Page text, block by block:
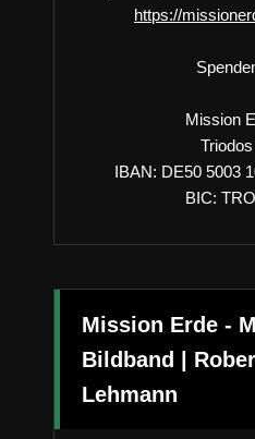
https://
Mission
IBAN: DE50 5003
BIC:
Mission Erde -
Bildband |
Lehmann